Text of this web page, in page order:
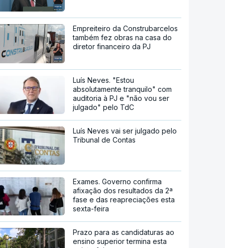
Empreiteiro da Construbarcelos
também fez obras na casa do
diretor financeiro da PJ
Luís Neves. "Estou
absolutamente tranquilo" com
auditoria à PJ e "não vou ser
julgado" pelo TdC
Luís Neves vai ser julgado pelo
Tribunal de Contas
Exames. Governo confirma
afixação dos resultados da 2ª
fase e das reapreciações esta
sexta-feira
Prazo para as candidaturas ao
ensino superior termina esta